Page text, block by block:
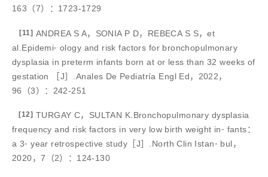
163（7）：1723-1729
[11] ANDREA S A，SONIA P D，REBECA S S，et
al.Epidemi⁃ ology and risk factors for bronchopulmonary
dysplasia in preterm infants born at or less than 32 weeks of
gestation ［J］.Anales De Pediatría Engl Ed，2022，
96（3）：242-251
[12] TURGAY C，SULTAN K.Bronchopulmonary dysplasia
frequency and risk factors in very low birth weight in⁃ fants：
a 3⁃ year retrospective study［J］.North Clin Istan⁃ bul，
2020，7（2）：124-130